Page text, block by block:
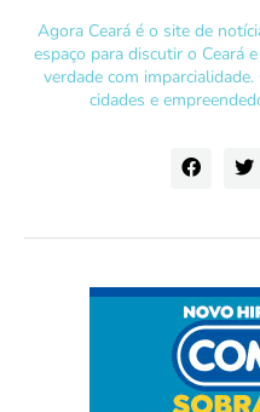
Agora Ceará é o site de
espaço para discutir o Ceará
verdade com
cidades e